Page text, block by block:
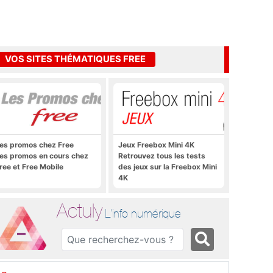
VOS SITES THÉMATIQUES FREE
promos chez Free
promos en cours chez
et Free Mobile
Jeux Freebox Mini 4K
Retrouvez tous les tests
des jeux sur la Freebox Mini
4K
Actuly L'info numérique